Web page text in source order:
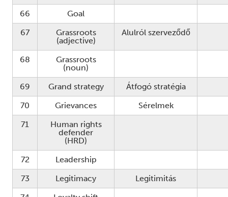
66
Goal
67
Grassroots
(adjective)
Alulról szerveződő
68
Grassroots
(noun)
69
Grand strategy
Átfogó stratégia
70
Grievances
Sérelmek
71
Human rights
defender
(HRD)
72
Leadership
73
Legitimacy
Legitimitás